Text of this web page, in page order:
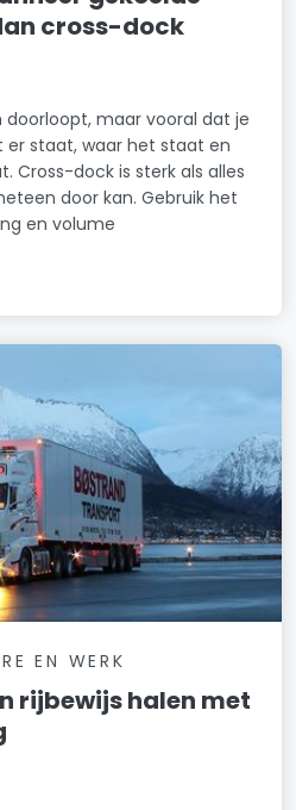
cross-dock
maar vooral dat je
er staat, waar het staat en
Cross-dock is sterk als alles
door kan. Gebruik het
en volume
EN WERK
rijbewijs halen met